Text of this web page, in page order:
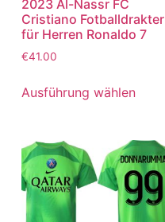
2023 Al-Nassr FC
Cristiano Fotballdrakter
für Herren Ronaldo 7
€41.00
Ausführung wählen